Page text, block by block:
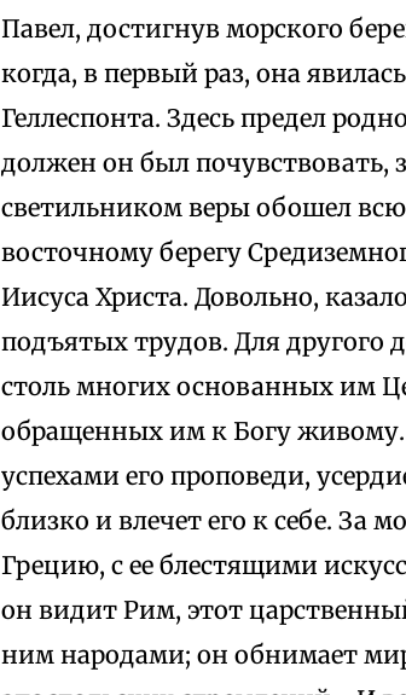
Павел, достигнув морского
когда, в первый раз, она
Геллеспонта. Здесь предел
должен он был почувствовать,
светильником веры обошел всю
восточному берегу
Иисуса Христа. Довольно,
подъятых трудов. Для другого
столь многих основанных им
обращенных им к Богу живому.
успехами его проповеди,
близко и влечет его к себе. За
Грецию, с ее блестящими
он видит Рим, этот
ним народами; он обнимает